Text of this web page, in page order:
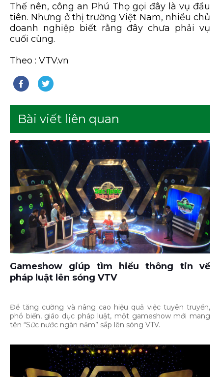
Thế nên, công an Phú Thọ gọi đây là vụ đầu
tiên. Nhưng ở thị trường Việt Nam, nhiều chủ
doanh nghiệp biết rằng đây chưa phải vụ
cuối cùng.
Theo : VTV.vn
Bài viết liên quan
Gameshow giúp tìm hiểu thông tin về
pháp luật lên sóng VTV
Để tăng cường và nâng cao hiệu quả việc tuyên truyền,
phổ biến, giáo dục pháp luật, một gameshow mới mang
tên “Sức nước ngàn năm” sắp lên sóng VTV.